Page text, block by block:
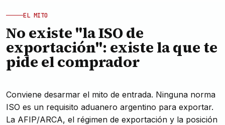
EL MITO
No existe "la ISO de
exportación": existe la que te
pide el comprador
Conviene desarmar el mito de entrada. Ninguna norma
ISO es un requisito aduanero argentino para exportar.
La AFIP/ARCA, el régimen de exportación y la posición